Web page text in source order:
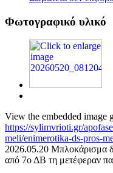
Φωτογραφικό υλικό
View the embedded image
https://sylimvrioti.gr/
meli/enimerotika-ds-pros-
2026.05.20 Μπλοκάρισμα
από 7ο ΔΒ τη μετέφεραν